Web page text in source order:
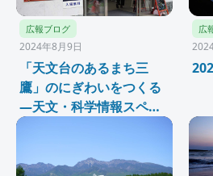
広報ブログ
2024年8月9日
「天文台のあるまち三
鷹」のにぎわいをつくる
―天文・科学情報スペー
広